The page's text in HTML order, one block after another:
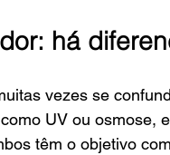
há
vezes se
UV ou osmose,
têm o objetivo